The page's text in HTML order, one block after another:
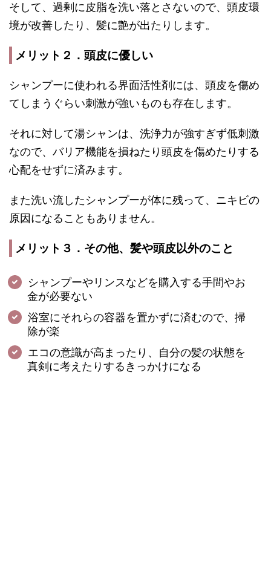
そして、過剰に皮脂を洗い落とさないので、頭皮環
境が改善したり、髪に艶が出たりします。
メリット２．頭皮に優しい
シャンプーに使われる界面活性剤には、頭皮を傷め
てしまうぐらい刺激が強いものも存在します。
それに対して湯シャンは、洗浄力が強すぎず低刺激
なので、バリア機能を損ねたり頭皮を傷めたりする
心配をせずに済みます。
また洗い流したシャンプーが体に残って、ニキビの
原因になることもありません。
メリット３．その他、髪や頭皮以外のこと
シャンプーやリンスなどを購入する手間やお
金が必要ない
浴室にそれらの容器を置かずに済むので、掃
除が楽
エコの意識が高まったり、自分の髪の状態を
真剣に考えたりするきっかけになる